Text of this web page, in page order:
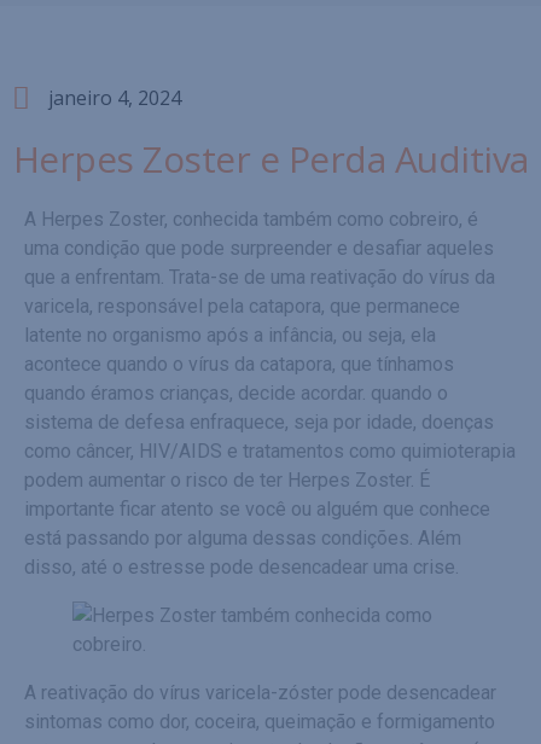
janeiro 4, 2024
Herpes Zoster e Perda Auditiva
A Herpes Zoster, conhecida também como cobreiro, é
uma condição que pode surpreender e desafiar aqueles
que a enfrentam. Trata-se de uma reativação do vírus da
varicela, responsável pela catapora, que permanece
latente no organismo após a infância, ou seja, ela
acontece quando o vírus da catapora, que tínhamos
quando éramos crianças, decide acordar. quando o
sistema de defesa enfraquece, seja por idade, doenças
como câncer, HIV/AIDS e tratamentos como quimioterapia
podem aumentar o risco de ter Herpes Zoster. É
importante ficar atento se você ou alguém que conhece
está passando por alguma dessas condições. Além
disso, até o estresse pode desencadear uma crise.
A reativação do vírus varicela-zóster pode desencadear
sintomas como dor, coceira, queimação e formigamento